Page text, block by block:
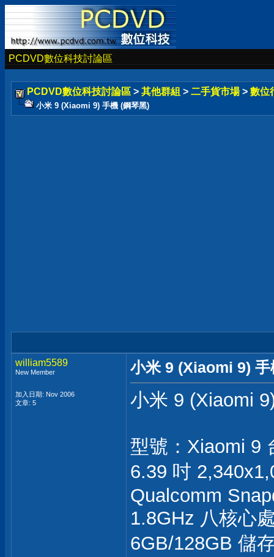
PCDVD數位科技討論區
PCDVD數位科技討論區 > 其他群組 > 二手貨市場 > 數位
小米 9 (Xiaomi 9) 手機 (鋼琴黑)
william5589
New Member
加入日期: Nov 2006
文章: 5
小米 9 (Xiaomi 9) 手
小米 9 (Xiaomi
型號：Xiaomi 9
6.39 吋
Qualcomm
1.8GHz 八核心
6GB/128GB 儲